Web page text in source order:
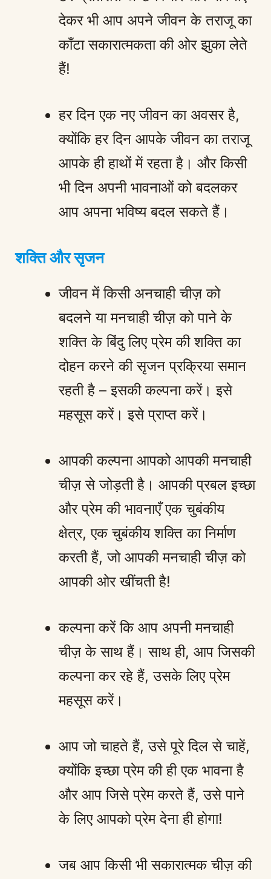
देकर भी आप अपने जीवन के तराजू का
काँटा सकारात्मकता की ओर झुका लेते
हैं!
हर दिन एक नए जीवन का अवसर है,
क्योंकि हर दिन आपके जीवन का तराजू
आपके ही हाथों में रहता है। और किसी
भी दिन अपनी भावनाओं को बदलकर
आप अपना भविष्य बदल सकते हैं।
शक्ति और सृजन
जीवन में किसी अनचाही चीज़ को
बदलने या मनचाही चीज़ को पाने के
शक्ति के बिंदु लिए प्रेम की शक्ति का
दोहन करने की सृजन प्रक्रिया समान
रहती है – इसकी कल्पना करें। इसे
महसूस करें। इसे प्राप्त करें।
आपकी कल्पना आपको आपकी मनचाही
चीज़ से जोड़ती है। आपकी प्रबल इच्छा
और प्रेम की भावनाएँ एक चुबंकीय
क्षेत्र, एक चुबंकीय शक्ति का निर्माण
करती हैं, जो आपकी मनचाही चीज़ को
आपकी ओर खींचती है!
कल्पना करें कि आप अपनी मनचाही
चीज़ के साथ हैं। साथ ही, आप जिसकी
कल्पना कर रहे हैं, उसके लिए प्रेम
महसूस करें।
आप जो चाहते हैं, उसे पूरे दिल से चाहें,
क्योंकि इच्छा प्रेम की ही एक भावना है
और आप जिसे प्रेम करते हैं, उसे पाने
के लिए आपको प्रेम देना ही होगा!
जब आप किसी भी सकारात्मक चीज़ की